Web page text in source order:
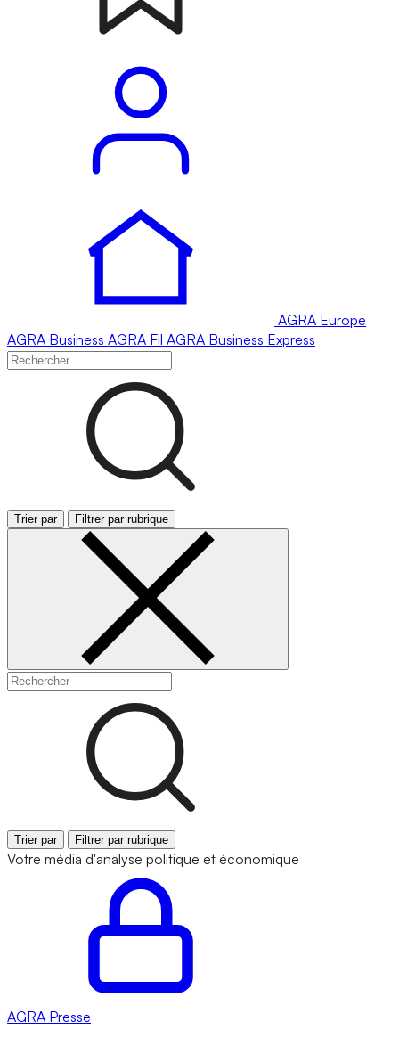
AGRA Europe
AGRA Business AGRA Fil AGRA Business Express
Trier par Filtrer par rubrique
Trier par Filtrer par rubrique
Votre média d'analyse politique et économique
AGRA Presse